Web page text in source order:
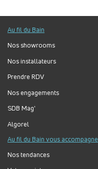
Au fil du Bain
Nos showrooms
Nos installateurs
Prendre RDV
Nos engagements
SDB Mag'
Algorel
Au fil du Bain vous accompagne
Nos tendances